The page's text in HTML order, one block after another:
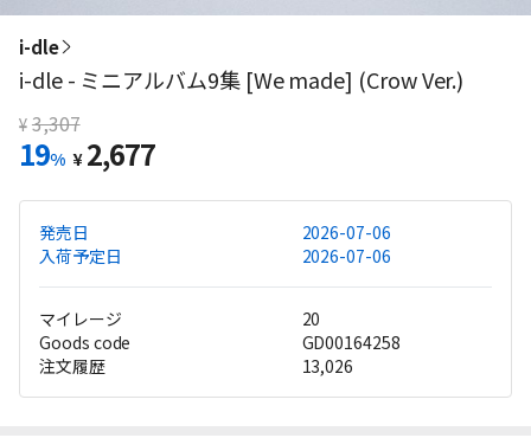
i-dle
i-dle - ミニアルバム9集 [We made] (Crow Ver.)
¥ 3,307
19% ¥ 2,677
発売日
2026-07-06
入荷予定日
2026-07-06
マイレージ
20
Goods code
GD00164258
注文履歴
13,026